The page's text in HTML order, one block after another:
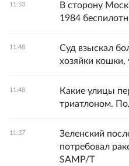
11:53
В сторону
1984
11:48
Суд взыскал
хозяйки кошки,
11:48
Какие улицы
триатлоном.
11:37
Зеленский
потребовал
SAMP/T